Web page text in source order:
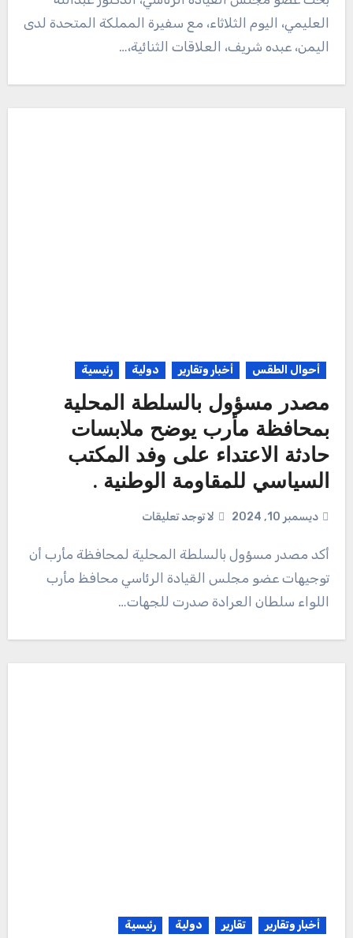
العليمي، اليوم الثلاثاء، مع سفيرة المملكة المتحدة لدى
اليمن، عبده شريف، العلاقات الثنائية،…
أحوال الطقس أخبار وتقارير دولية رئيسية
مصدر مسؤول بالسلطة المحلية
بمحافظة مأرب يوضح ملابسات
حادثة الاعتداء على وفد المكتب
السياسي للمقاومة الوطنية .
ديسمبر 10, 2024 لا توجد تعليقات
أكد مصدر مسؤول بالسلطة المحلية لمحافظة مأرب أن
توجيهات عضو مجلس القيادة الرئاسي محافظ مأرب
اللواء سلطان العرادة صدرت للجهات…
أخبار وتقارير تقارير دولية رئيسية